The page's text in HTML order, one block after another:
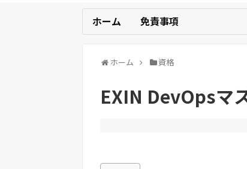
ホーム 免責事項
ホーム 資格
EXIN DevOpsマ